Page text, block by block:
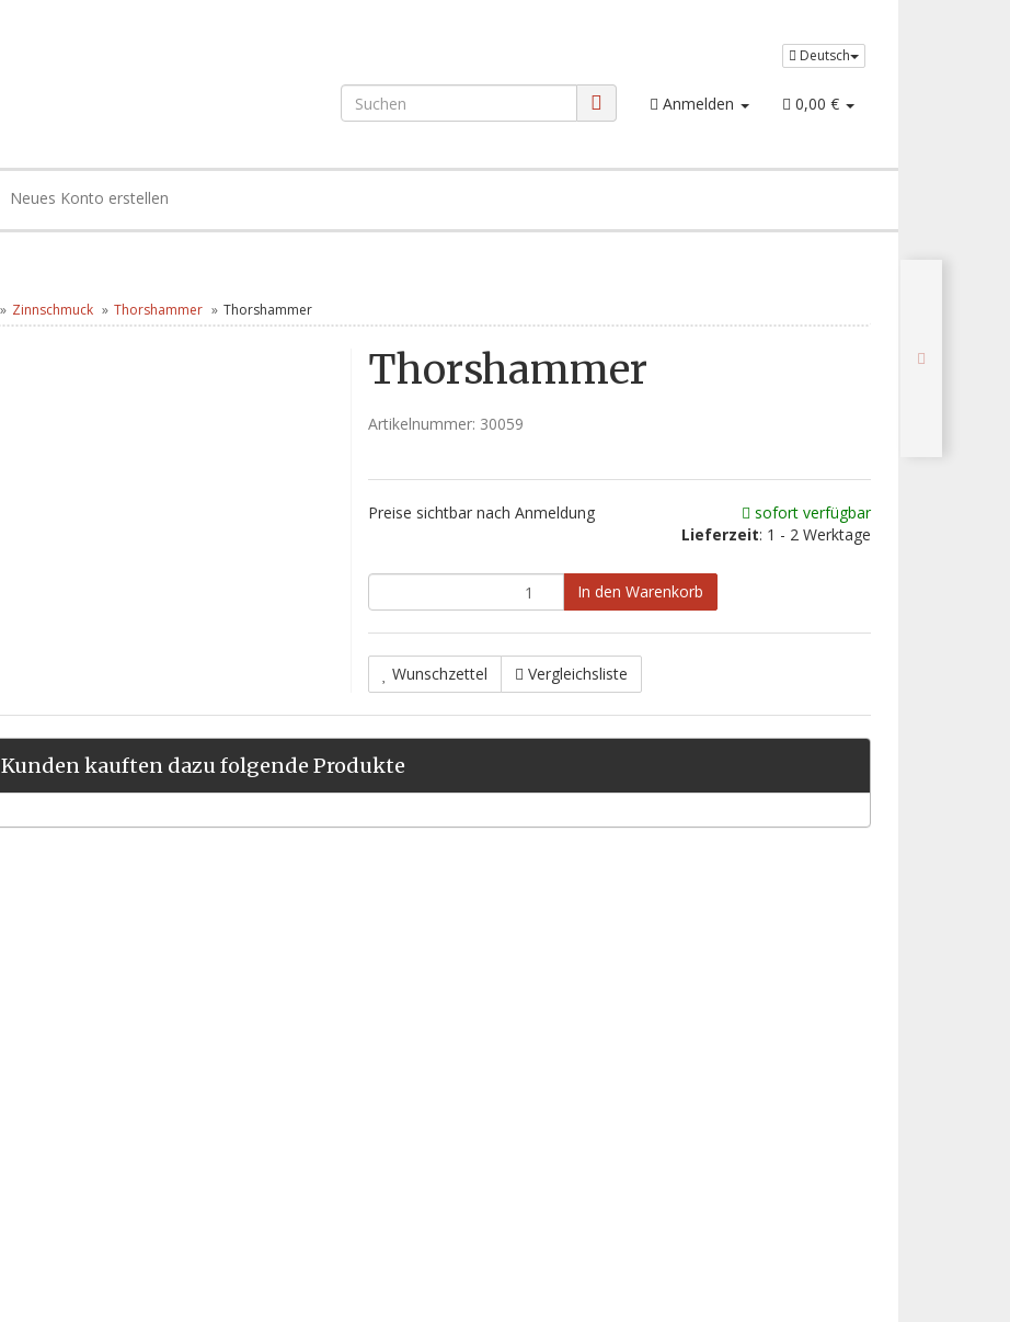
Deutsch
Anmelden 0,00 €
Neues Konto erstellen
Zinnschmuck Thorshammer Thorshammer
Thorshammer
Artikelnummer: 30059
Preise sichtbar nach Anmeldung
sofort verfügbar
Lieferzeit: 1 - 2 Werktage
In den Warenkorb
Wunschzettel Vergleichsliste
Kunden kauften dazu folgende Produkte